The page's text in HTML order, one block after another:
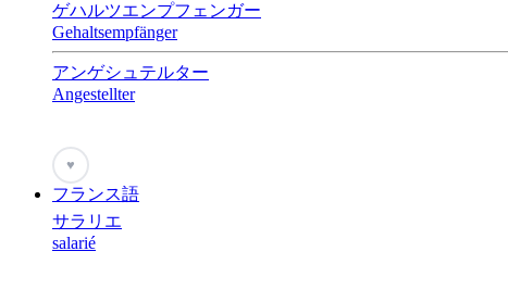
ゲハルツエンプフェンガー
Gehaltsempfänger
アンゲシュテルター
Angestellter
♥
フランス語
サラリエ
salarié